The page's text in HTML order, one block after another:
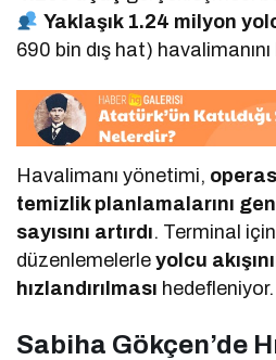
Yaklaşık 1.24 milyon
690 bin dış hat)
Havalimanı yönetimi,
temizlik planlamalarını
sayısını artırdı. Terminal
düzenlemelerleyolcu
hızlandırılması hedefleniyor.
Sabiha Gökçen’de